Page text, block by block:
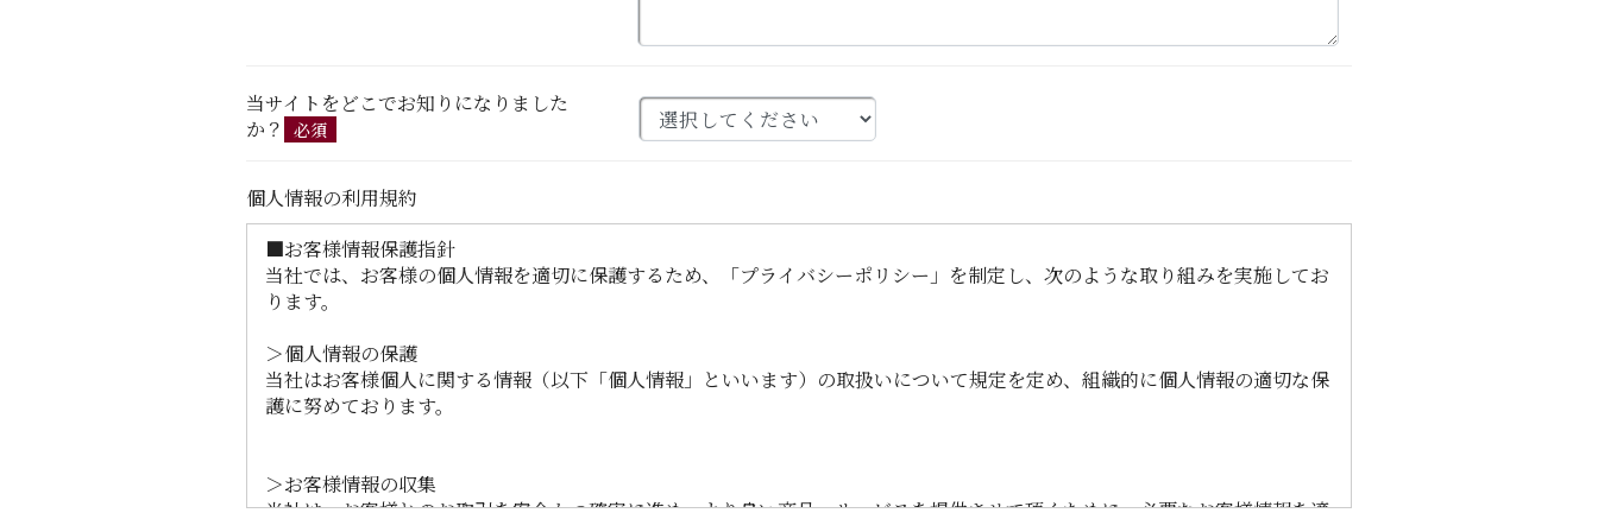
当サイトをどこでお知りになりました
か？ 必須
個人情報の利用規約
■お客様情報保護指針
当社では、お客様の個人情報を適切に保護するため、「プライバシーポリシー」を制定し、次のような取り組みを実施してお
ります。
＞個人情報の保護
当社はお客様個人に関する情報（以下「個人情報」といいます）の取扱いについて規定を定め、組織的に個人情報の適切な保
護に努めております。
＞お客様情報の収集
当社は、お客様とのお取引を安全かつ確実に進め、より良い商品・サービスを提供させて頂くために、必要なお客様情報を適